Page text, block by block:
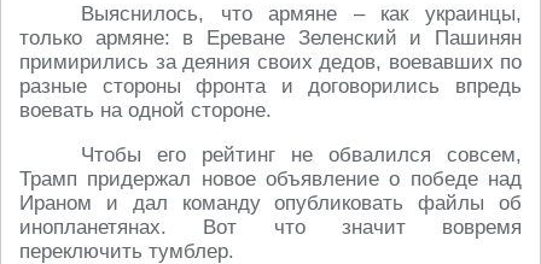
Выяснилось, что армяне – как украинцы,
только армяне: в Ереване Зеленский и Пашинян
примирились за деяния своих дедов, воевавших по
разные стороны фронта и договорились впредь
воевать на одной стороне.
Чтобы его рейтинг не обвалился совсем,
Трамп придержал новое объявление о победе над
Ираном и дал команду опубликовать файлы об
инопланетянах. Вот что значит вовремя
переключить тумблер.